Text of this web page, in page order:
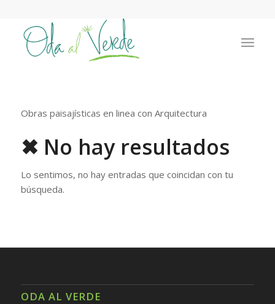
Obras paisajísticas en linea con Arquitectura
✖ No hay resultados
Lo sentimos, no hay entradas que coincidan con tu
búsqueda.
ODA AL VERDE